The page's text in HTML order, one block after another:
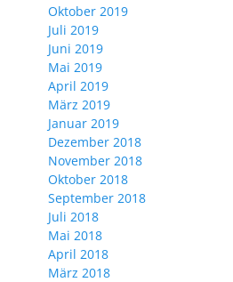
Oktober 2019
Juli 2019
Juni 2019
Mai 2019
April 2019
März 2019
Januar 2019
Dezember 2018
November 2018
Oktober 2018
September 2018
Juli 2018
Mai 2018
April 2018
März 2018